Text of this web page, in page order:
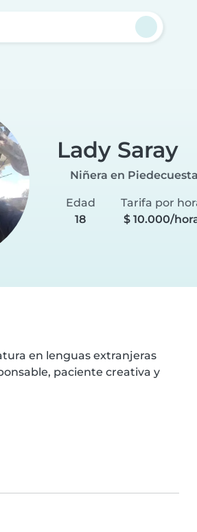
Lady Saray
Niñera en Piedecuesta
Edad
18
Tarifa por
$ 10.000/
en lenguas extranjeras
paciente creativa y